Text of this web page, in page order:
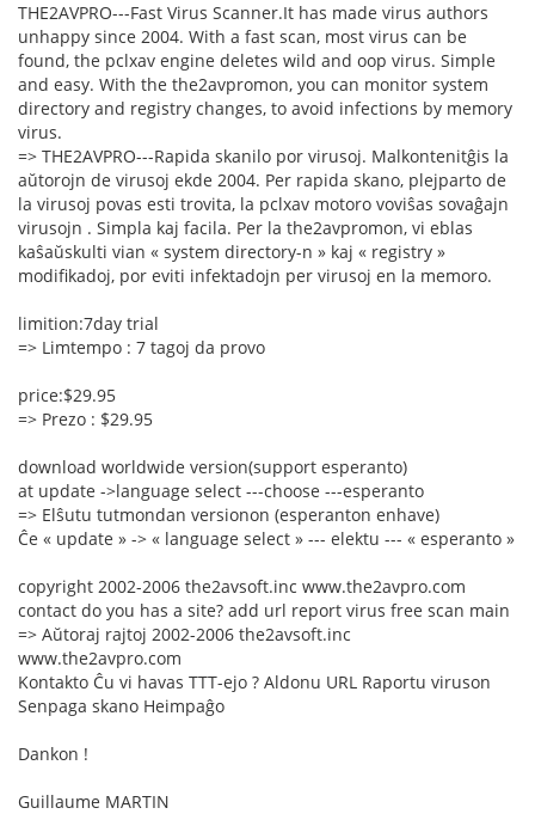
THE2AVPRO---Fast Virus Scanner.It has made virus authors
unhappy since 2004. With a fast scan, most virus can be
found, the pclxav engine deletes wild and oop virus. Simple
and easy. With the the2avpromon, you can monitor system
directory and registry changes, to avoid infections by memory
virus.
=> THE2AVPRO---Rapida skanilo por virusoj. Malkontenitĝis la
aŭtorojn de virusoj ekde 2004. Per rapida skano, plejparto de
la virusoj povas esti trovita, la pclxav motoro voviŝas sovaĝajn
virusojn . Simpla kaj facila. Per la the2avpromon, vi eblas
kaŝaŭskulti vian « system directory-n » kaj « registry »
modifikadoj, por eviti infektadojn per virusoj en la memoro.
limition:7day trial
=> Limtempo : 7 tagoj da provo
price:$29.95
=> Prezo : $29.95
download worldwide version(support esperanto)
at update ->language select ---choose ---esperanto
=> Elŝutu tutmondan versionon (esperanton enhave)
Ĉe « update » -> « language select » --- elektu --- « esperanto »
copyright 2002-2006 the2avsoft.inc www.the2avpro.com
contact do you has a site? add url report virus free scan main
=> Aŭtoraj rajtoj 2002-2006 the2avsoft.inc
www.the2avpro.com
Kontakto Ĉu vi havas TTT-ejo ? Aldonu URL Raportu viruson
Senpaga skano Heimpaĝo
Dankon !
Guillaume MARTIN